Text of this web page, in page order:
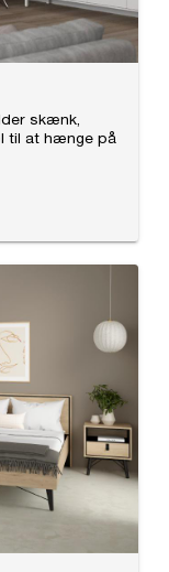
skænk,
til at hænge på